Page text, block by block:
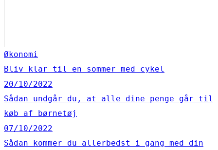
Økonomi
Bliv klar til en sommer med cykel
20/10/2022
Sådan undgår du, at alle dine penge går til
køb af børnetøj
07/10/2022
Sådan kommer du allerbedst i gang med din